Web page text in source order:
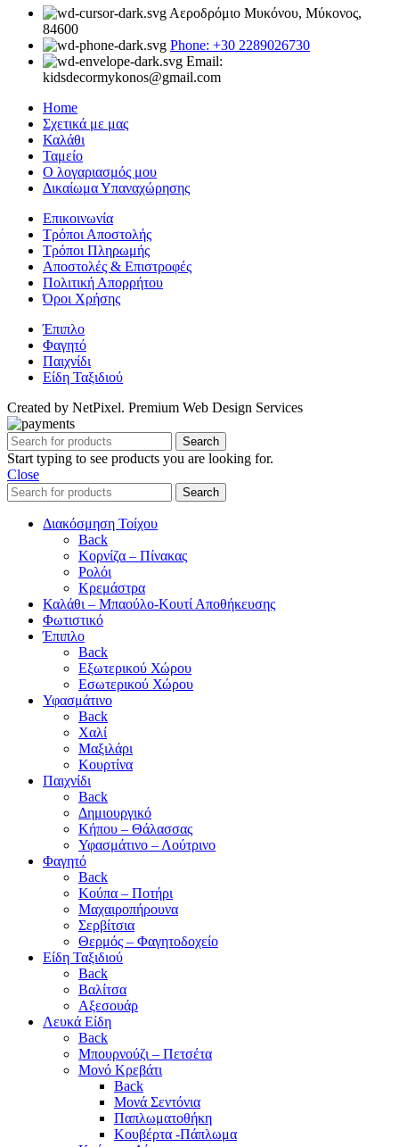
Αεροδρόμιο Μυκόνου, Μύκονος,
84600
Phone: +30 2289026730
Email:
kidsdecormykonos@gmail.com
Home
Σχετικά με μας
Καλάθι
Ταμείο
Ο λογαριασμός μου
Δικαίωμα Υπαναχώρησης
Επικοινωνία
Τρόποι Αποστολής
Τρόποι Πληρωμής
Αποστολές & Επιστροφές
Πολιτική Απορρήτου
Όροι Χρήσης
Έπιπλο
Φαγητό
Παιχνίδι
Είδη Ταξιδιού
Created by NetPixel. Premium Web Design Services
Search
Start typing to see products you are looking for.
Close
Search
Διακόσμηση Τοίχου
Back
Κορνίζα – Πίνακας
Ρολόι
Κρεμάστρα
Καλάθι – Μπαούλο-Κουτί Αποθήκευσης
Φωτιστικό
Έπιπλο
Back
Εξωτερικού Χώρου
Εσωτερικού Χώρου
Υφασμάτινο
Back
Χαλί
Μαξιλάρι
Κουρτίνα
Παιχνίδι
Back
Δημιουργικό
Κήπου – Θάλασσας
Υφασμάτινο – Λούτρινο
Φαγητό
Back
Κούπα – Ποτήρι
Μαχαιροπήρουνα
Σερβίτσια
Θερμός – Φαγητοδοχείο
Είδη Ταξιδιού
Back
Βαλίτσα
Αξεσουάρ
Λευκά Είδη
Back
Μπουρνούζι – Πετσέτα
Μονό Κρεβάτι
Back
Μονά Σεντόνια
Παπλωματοθήκη
Κουβέρτα -Πάπλωμα